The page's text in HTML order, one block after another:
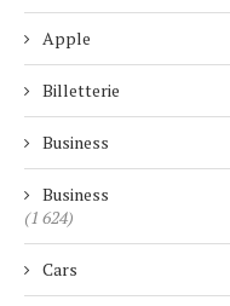
Apple
Billetterie
Business
Business
(1 624)
Cars